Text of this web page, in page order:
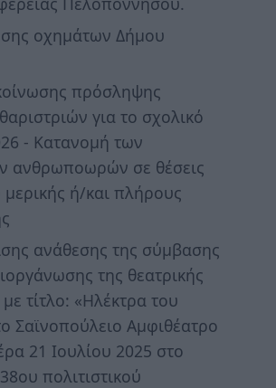
οχημάτων Δήμου
πρόσληψης
για το σχολικό
- Κατανομή των
ανθρωποωρών σε θέσεις
ή/και πλήρους
ανάθεσης της σύμβασης
της θεατρικής
τίτλο: «Ηλέκτρα του
Σαϊνοπούλειο Αμφιθέατρο
21 Ιουλίου 2025 στο
πολιτιστικού